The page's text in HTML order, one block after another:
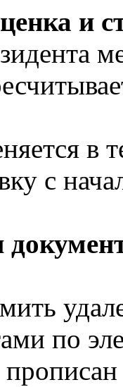
и
в
с
по